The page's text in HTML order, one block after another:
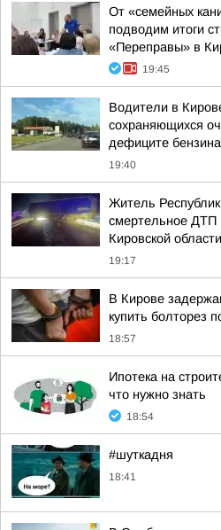
От «семейных
подводим итоги
«Переправы» в
19:45
Водители в
сохраняющихся
дефиците бензина
19:40
Житель
смертельное ДТП
Кировской области
19:17
В Кирове
купить болторез
18:57
Ипотека на
что нужно знать
18:54
#шуткадня
18:41